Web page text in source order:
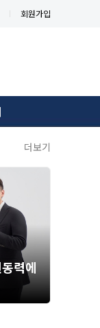
회원가입
더보기
력에